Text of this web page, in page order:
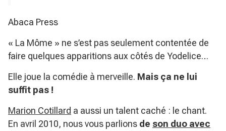
Abaca Press
« La Môme » ne s’est pas seulement contentée de
faire quelques apparitions aux côtés de Yodelice…
Elle joue la comédie à merveille. Mais ça ne lui
suffit pas !
Marion Cotillard a aussi un talent caché : le chant.
En avril 2010, nous vous parlions de son duo avec